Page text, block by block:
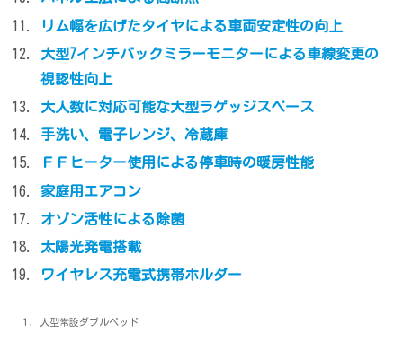
リム幅を広げたタイヤによる車両安定性の向上
大型7インチバックミラーモニターによる車線変更の
視認性向上
大人数に対応可能な大型ラゲッジスペース
手洗い、電子レンジ、冷蔵庫
ＦＦヒーター使用による停車時の暖房性能
家庭用エアコン
オゾン活性による除菌
太陽光発電搭載
ワイヤレス充電式携帯ホルダー
１．大型常設ダブルベッド